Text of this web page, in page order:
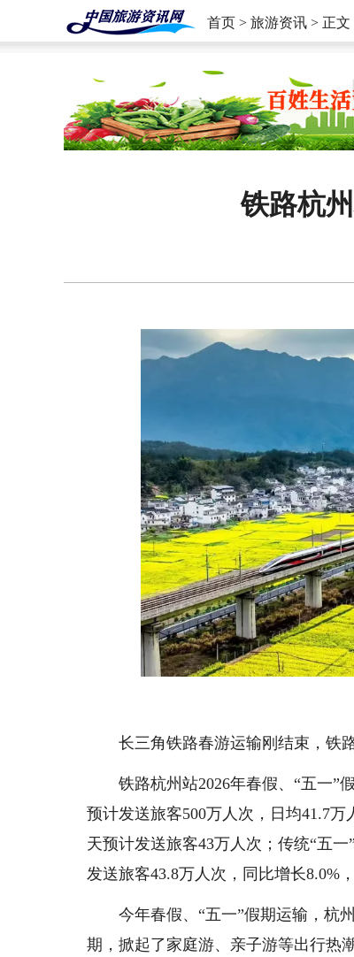
首页 > 旅游资讯 > 正文
铁路杭
长三角铁路春游运输刚结束，铁路
铁路杭州站2026年春假、“五一”假
预计发送旅客500万人次，日均41.7
天预计发送旅客43万人次；传统“五
发送旅客43.8万人次，同比增长8.0%
今年春假、“五一”假期运输，杭州
期，掀起了家庭游、亲子游等出行热